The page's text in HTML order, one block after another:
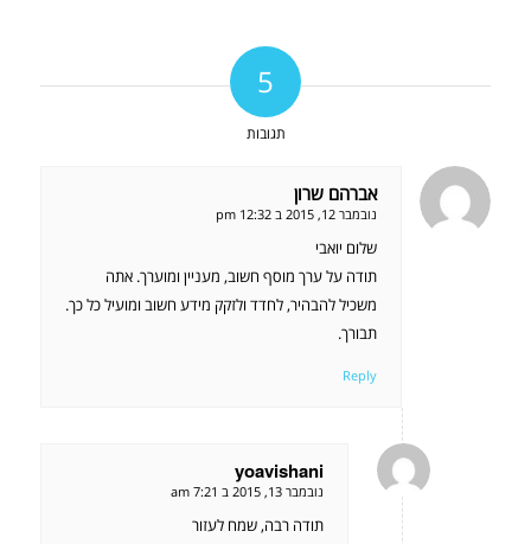
5
תגובות
אברהם שרון
אומר:
נובמבר 12, 2015 ב 12:32 pm
שלום יואבי
תודה על ערך מוסף חשוב, מעניין ומוערך. אתה
משכיל להבהיר, לחדד ולזקק מידע חשוב ומועיל כל כך.
תבורך.
Reply
yoavishani
אומר:
נובמבר 13, 2015 ב 7:21 am
תודה רבה, שמח לעזור